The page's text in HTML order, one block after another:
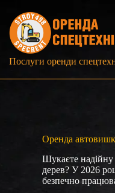
вмісту
Послуги оренди
Оренда
Шукаєте надійну
дерев? У 2026
безпечно